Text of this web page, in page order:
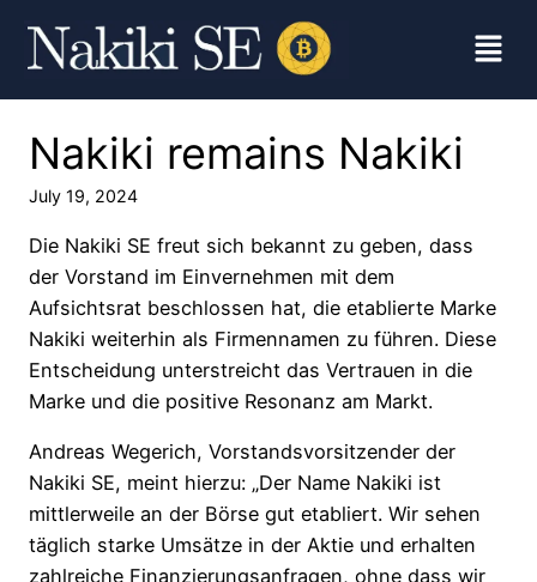
Nakiki remains Nakiki
July 19, 2024
Die Nakiki SE freut sich bekannt zu geben, dass
der Vorstand im Einvernehmen mit dem
Aufsichtsrat beschlossen hat, die etablierte Marke
Nakiki weiterhin als Firmennamen zu führen. Diese
Entscheidung unterstreicht das Vertrauen in die
Marke und die positive Resonanz am Markt.
Andreas Wegerich, Vorstandsvorsitzender der
Nakiki SE, meint hierzu: „Der Name Nakiki ist
mittlerweile an der Börse gut etabliert. Wir sehen
täglich starke Umsätze in der Aktie und erhalten
zahlreiche Finanzierungsanfragen, ohne dass wir